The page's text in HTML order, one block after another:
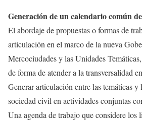
Generación de un calendario común
El abordaje de propuestas o formas de
articulación en el marco de la nueva
Mercociudades y las Unidades
de forma de atender a la transversalidad
Generar articulación entre las temáticas
sociedad civil en actividades conjuntas
Una agenda de trabajo que considere los